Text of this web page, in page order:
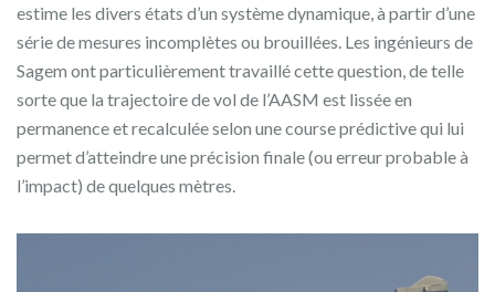
estime les divers états d’un système dynamique, à partir d’une
série de mesures incomplètes ou brouillées. Les ingénieurs de
Sagem ont particulièrement travaillé cette question, de telle
sorte que la trajectoire de vol de l’AASM est lissée en
permanence et recalculée selon une course prédictive qui lui
permet d’atteindre une précision finale (ou erreur probable à
l’impact) de quelques mètres.